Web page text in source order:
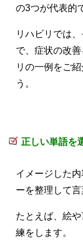
の3つが代表的
リハビリでは
で、症状の改
リの一例をご
う。
正しい単語を
イメージした内
ーを整理して
たとえば、絵
練をします。